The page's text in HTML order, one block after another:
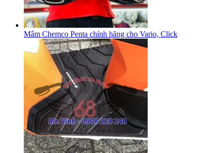
Mâm Chemco Penta chính hãng cho Vario, Click